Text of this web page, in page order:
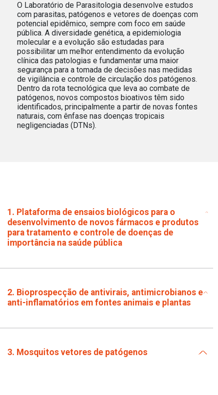
O Laboratório de Parasitologia desenvolve estudos
com parasitas, patógenos e vetores de doenças com
potencial epidêmico, sempre com foco em saúde
pública. A diversidade genética, a epidemiologia
molecular e a evolução são estudadas para
possibilitar um melhor entendimento da evolução
clínica das patologias e fundamentar uma maior
segurança para a tomada de decisões nas medidas
de vigilância e controle de circulação dos patógenos.
Dentro da rota tecnológica que leva ao combate de
patógenos, novos compostos bioativos têm sido
identificados, principalmente a partir de novas fontes
naturais, com ênfase nas doenças tropicais
negligenciadas (DTNs).
1. Plataforma de ensaios biológicos para o
desenvolvimento de novos fármacos e produtos
para tratamento e controle de doenças de
importância na saúde pública
2. Bioprospecção de antivirais, antimicrobianos e
anti-inflamatórios em fontes animais e plantas
3. Mosquitos vetores de patógenos